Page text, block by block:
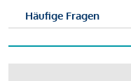
Häufige Fragen